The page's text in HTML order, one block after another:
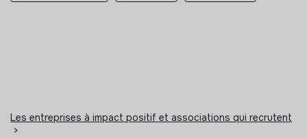
Les entreprises à impact positif et associations qui recrutent
>